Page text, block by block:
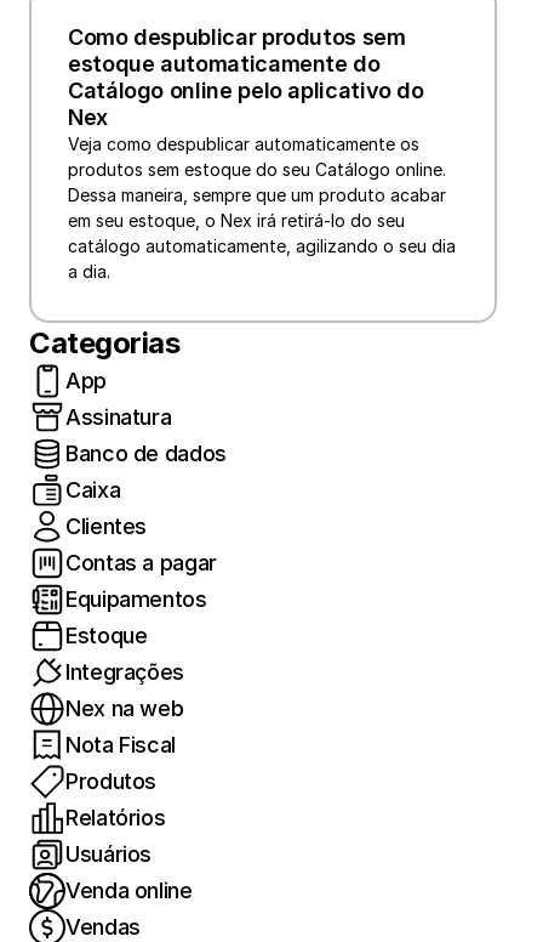
Como despublicar produtos sem
estoque automaticamente do
Catálogo online pelo aplicativo do
Nex
Veja como despublicar automaticamente os
produtos sem estoque do seu Catálogo online.
Dessa maneira, sempre que um produto acabar
em seu estoque, o Nex irá retirá-lo do seu
catálogo automaticamente, agilizando o seu dia
a dia.
Categorias
App
Assinatura
Banco de dados
Caixa
Clientes
Contas a pagar
Equipamentos
Estoque
Integrações
Nex na web
Nota Fiscal
Produtos
Relatórios
Usuários
Venda online
Vendas